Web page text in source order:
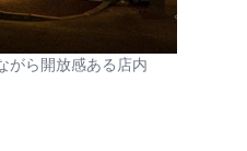
がら開放感ある店内